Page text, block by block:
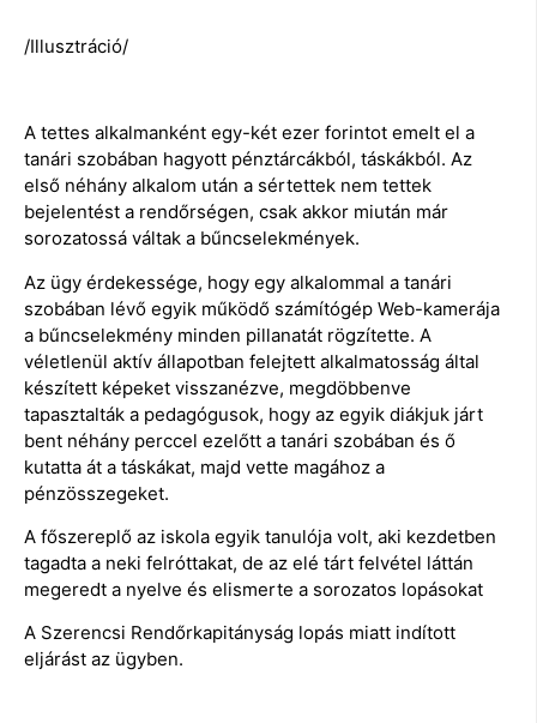
/Illusztráció/
A tettes alkalmanként egy-két ezer forintot emelt el a
tanári szobában hagyott pénztárcákból, táskákból. Az
első néhány alkalom után a sértettek nem tettek
bejelentést a rendőrségen, csak akkor miután már
sorozatossá váltak a bűncselekmények.
Az ügy érdekessége, hogy egy alkalommal a tanári
szobában lévő egyik működő számítógép Web-kamerája
a bűncselekmény minden pillanatát rögzítette. A
véletlenül aktív állapotban felejtett alkalmatosság által
készített képeket visszanézve, megdöbbenve
tapasztalták a pedagógusok, hogy az egyik diákjuk járt
bent néhány perccel ezelőtt a tanári szobában és ő
kutatta át a táskákat, majd vette magához a
pénzösszegeket.
A főszereplő az iskola egyik tanulója volt, aki kezdetben
tagadta a neki felróttakat, de az elé tárt felvétel láttán
megeredt a nyelve és elismerte a sorozatos lopásokat
A Szerencsi Rendőrkapitányság lopás miatt indított
eljárást az ügyben.